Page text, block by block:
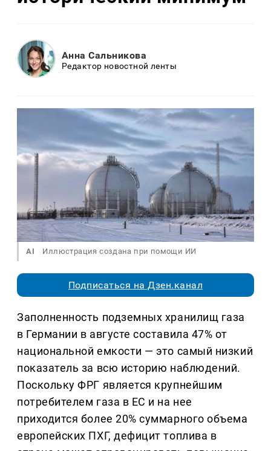
Анна Сальникова
Редактор новостной ленты
AI Иллюстрация создана при помощи ИИ
Подписаться на Дзен.канал
Заполненность подземных хранилищ газа
в Германии в августе составила 47% от
национальной емкости — это самый низкий
показатель за всю историю наблюдений.
Поскольку ФРГ является крупнейшим
потребителем газа в ЕС и на нее
приходится более 20% суммарного объема
европейских ПХГ, дефицит топлива в